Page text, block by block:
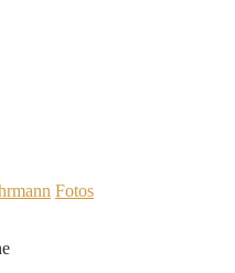
Fotos